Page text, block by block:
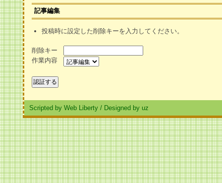
記事編集
投稿時に設定した削除キーを入力してください。
削除キー
作業内容
Scripted by Web Liberty / Designed by uz